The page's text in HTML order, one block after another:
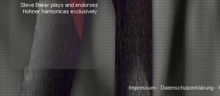
Impressum·Datenschutzerklärung·